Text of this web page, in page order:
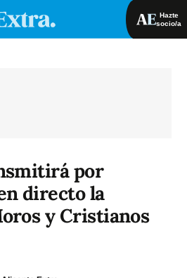
Hazte
socio/a
por
directo la
y Cristianos